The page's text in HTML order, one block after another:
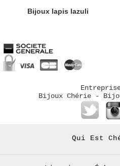
Bijoux lapis lazuli
Bijoux Chérie -
Qui Est